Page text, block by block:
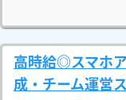
高時給◎スマホ
成・チーム運営